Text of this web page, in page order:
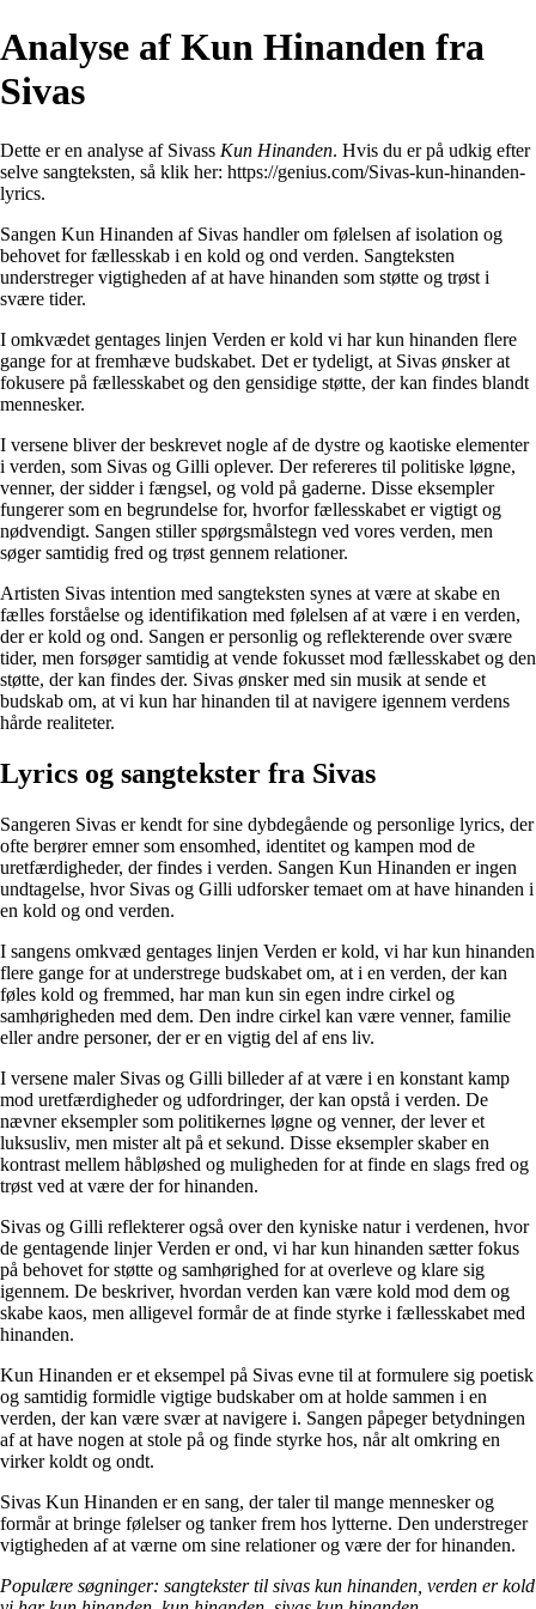
Analyse af Kun Hinanden fra
Sivas
Dette er en analyse af Sivass Kun Hinanden. Hvis du er på udkig efter
selve sangteksten, så klik her: https://genius.com/Sivas-kun-hinanden-
lyrics.
Sangen Kun Hinanden af Sivas handler om følelsen af isolation og
behovet for fællesskab i en kold og ond verden. Sangteksten
understreger vigtigheden af at have hinanden som støtte og trøst i
svære tider.
I omkvædet gentages linjen Verden er kold vi har kun hinanden flere
gange for at fremhæve budskabet. Det er tydeligt, at Sivas ønsker at
fokusere på fællesskabet og den gensidige støtte, der kan findes blandt
mennesker.
I versene bliver der beskrevet nogle af de dystre og kaotiske elementer
i verden, som Sivas og Gilli oplever. Der refereres til politiske løgne,
venner, der sidder i fængsel, og vold på gaderne. Disse eksempler
fungerer som en begrundelse for, hvorfor fællesskabet er vigtigt og
nødvendigt. Sangen stiller spørgsmålstegn ved vores verden, men
søger samtidig fred og trøst gennem relationer.
Artisten Sivas intention med sangteksten synes at være at skabe en
fælles forståelse og identifikation med følelsen af at være i en verden,
der er kold og ond. Sangen er personlig og reflekterende over svære
tider, men forsøger samtidig at vende fokusset mod fællesskabet og den
støtte, der kan findes der. Sivas ønsker med sin musik at sende et
budskab om, at vi kun har hinanden til at navigere igennem verdens
hårde realiteter.
Lyrics og sangtekster fra Sivas
Sangeren Sivas er kendt for sine dybdegående og personlige lyrics, der
ofte berører emner som ensomhed, identitet og kampen mod de
uretfærdigheder, der findes i verden. Sangen Kun Hinanden er ingen
undtagelse, hvor Sivas og Gilli udforsker temaet om at have hinanden i
en kold og ond verden.
I sangens omkvæd gentages linjen Verden er kold, vi har kun hinanden
flere gange for at understrege budskabet om, at i en verden, der kan
føles kold og fremmed, har man kun sin egen indre cirkel og
samhørigheden med dem. Den indre cirkel kan være venner, familie
eller andre personer, der er en vigtig del af ens liv.
I versene maler Sivas og Gilli billeder af at være i en konstant kamp
mod uretfærdigheder og udfordringer, der kan opstå i verden. De
nævner eksempler som politikernes løgne og venner, der lever et
luksusliv, men mister alt på et sekund. Disse eksempler skaber en
kontrast mellem håbløshed og muligheden for at finde en slags fred og
trøst ved at være der for hinanden.
Sivas og Gilli reflekterer også over den kyniske natur i verdenen, hvor
de gentagende linjer Verden er ond, vi har kun hinanden sætter fokus
på behovet for støtte og samhørighed for at overleve og klare sig
igennem. De beskriver, hvordan verden kan være kold mod dem og
skabe kaos, men alligevel formår de at finde styrke i fællesskabet med
hinanden.
Kun Hinanden er et eksempel på Sivas evne til at formulere sig poetisk
og samtidig formidle vigtige budskaber om at holde sammen i en
verden, der kan være svær at navigere i. Sangen påpeger betydningen
af at have nogen at stole på og finde styrke hos, når alt omkring en
virker koldt og ondt.
Sivas Kun Hinanden er en sang, der taler til mange mennesker og
formår at bringe følelser og tanker frem hos lytterne. Den understreger
vigtigheden af at værne om sine relationer og være der for hinanden.
Populære søgninger: sangtekster til sivas kun hinanden, verden er kold